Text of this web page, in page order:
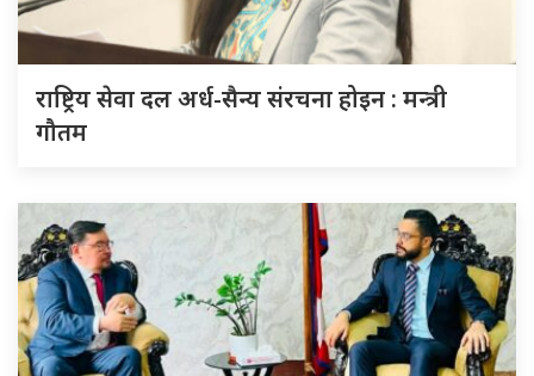
राष्ट्रिय सेवा दल अर्ध-सैन्य संरचना होइन : मन्त्री
गौतम